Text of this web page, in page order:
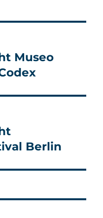
Museo
Berlin